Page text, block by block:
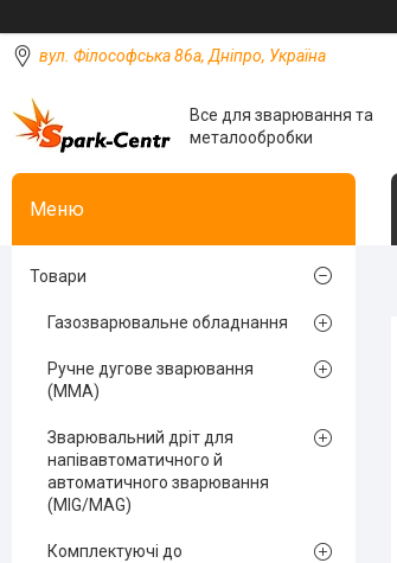
вул. Філософська 86а, Дніпро, Україна
Все для зварювання та
металообробки
Товари
Газозварювальне обладнання
Ручне дугове зварювання
(MMA)
Зварювальний дріт для
напівавтоматичного й
автоматичного зварювання
(MIG/MAG)
Комплектуючі до